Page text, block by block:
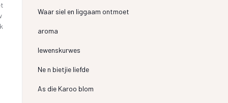
Waar siel en liggaam ontmoet
aroma
lewenskurwes
Ne n bietjie liefde
As die Karoo blom